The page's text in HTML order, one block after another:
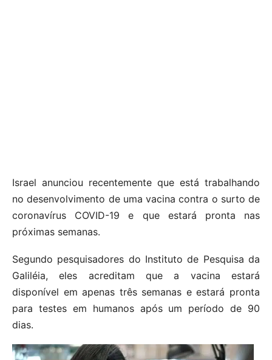
Israel anunciou recentemente que está trabalhando
no desenvolvimento de uma vacina contra o surto de
coronavírus COVID-19 e que estará pronta nas
próximas semanas.
Segundo pesquisadores do Instituto de Pesquisa da
Galiléia, eles acreditam que a vacina estará
disponível em apenas três semanas e estará pronta
para testes em humanos após um período de 90
dias.